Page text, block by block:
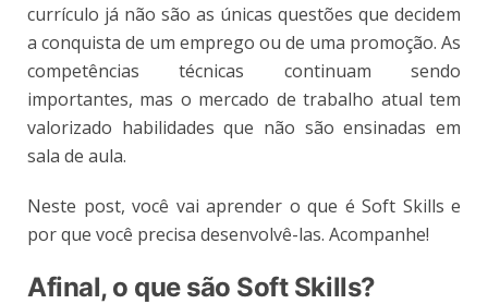
currículo já não são as únicas questões que decidem
a conquista de um emprego ou de uma promoção. As
competências técnicas continuam sendo
importantes, mas o mercado de trabalho atual tem
valorizado habilidades que não são ensinadas em
sala de aula.
Neste post, você vai aprender o que é Soft Skills e
por que você precisa desenvolvê-las. Acompanhe!
Afinal, o que são Soft Skills?